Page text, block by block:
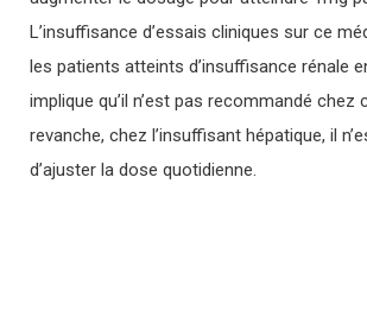
L’insuffisance d’essais cliniques sur ce
les patients atteints d’insuffisance rénale
implique qu’il n’est pas recommandé chez
revanche, chez l’insuffisant hépatique, il
d’ajuster la dose quotidienne.